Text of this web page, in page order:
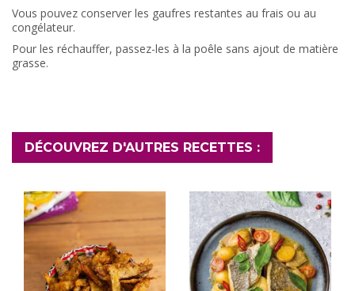
Vous pouvez conserver les gaufres restantes au frais ou au
congélateur.
Pour les réchauffer, passez-les à la poêle sans ajout de matière
grasse.
DÉCOUVREZ D'AUTRES RECETTES :